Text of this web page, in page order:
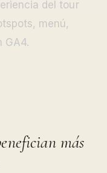
del tour
menú,
GA4.
más